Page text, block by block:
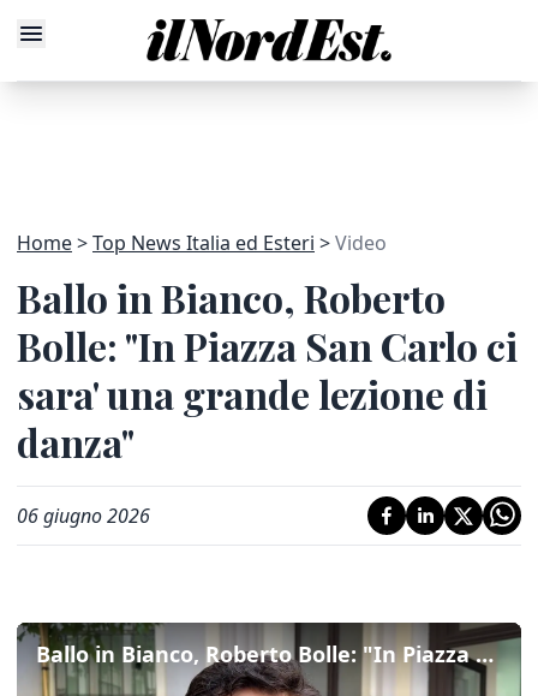
Home Top News Italia ed Esteri Video
Ballo in Bianco, Roberto
Bolle: "In Piazza San Carlo ci
sara' una grande lezione di
danza"
06 giugno 2026
Ballo in Bianco, Roberto Bolle: "In Piazza San Carlo ci sara' una grande lezione di danza"